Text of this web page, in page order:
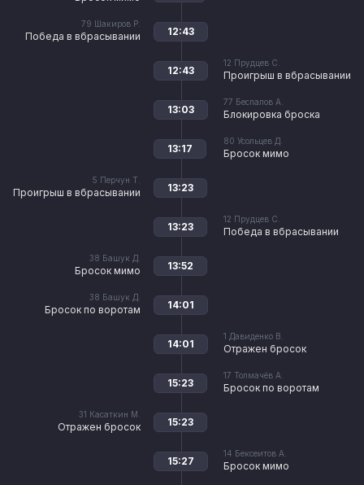
79 Шакиров Р.
Победа в вбрасывании 12:43
12 Прудцев С.
Проигрыш в вбрасывании
12:43
77 Беспалов А.
Блокировка броска
13:03
80 Усольцев Д.
Бросок мимо
13:17
5 Перчун Т.
Проигрыш в вбрасывании 13:23
12 Прудцев С.
Победа в вбрасывании
13:23
38 Башук Д.
Бросок мимо 13:52
38 Башук Д.
Бросок по воротам 14:01
1 Давиденко В.
Отражен бросок
14:01
17 Толмачёв А.
Бросок по воротам
15:23
31 Касаткин М.
Отражен бросок 15:23
14 Бексеитов А.
Бросок мимо
15:27